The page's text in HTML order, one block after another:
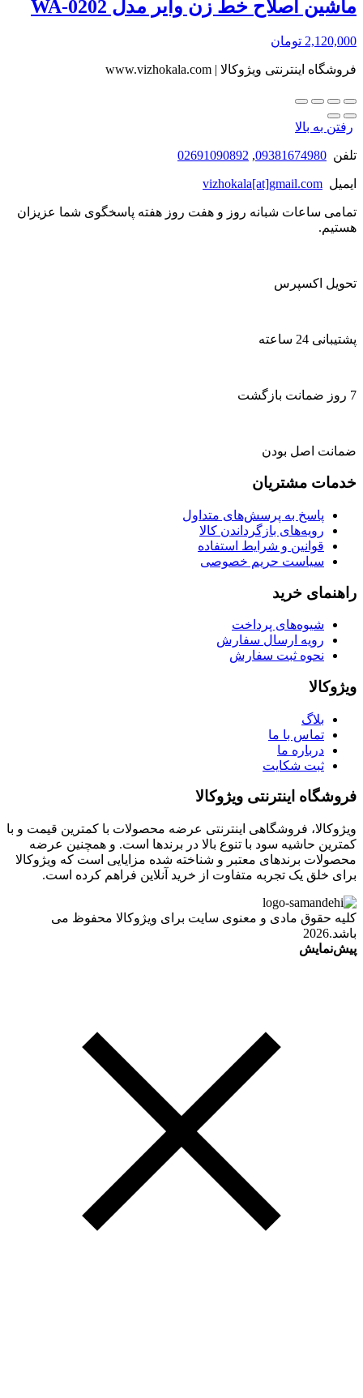
ماشین اصلاح خط زن وایر مدل WA-0202
2,120,000 تومان
فروشگاه اینترنتی ویژوکالا | www.vizhokala.com
رفتن به بالا
تلفن 09381674980
,
02691090892
ایمیل vizhokala[at]gmail.com
تمامی ساعات شبانه روز و هفت روز هفته پاسخگوی شما عزیزان
هستیم.
تحویل اکسپرس
پشتیبانی 24 ساعته
7 روز ضمانت بازگشت
ضمانت اصل بودن
خدمات مشتریان
پاسخ به پرسش‌های متداول
رویه‌های بازگرداندن کالا
قوانین و شرایط استفاده
سیاست حریم خصوصی
راهنمای خرید
شیوه‌های پرداخت
رویه ارسال سفارش
نحوه ثبت سفارش
ویژوکالا
بلاگ
تماس با ما
درباره ما
ثبت شکایت
فروشگاه اینترنتی ویژوکالا
ویژوکالا، فروشگاهی اینترنتی عرضه محصولات با کمترین قیمت و با
کمترین حاشیه سود با تنوع بالا در برندها است. و همچنین عرضه
محصولات برندهای معتبر و شناخته شده مزایایی است که ویژوکالا
برای خلق یک تجربه متفاوت از خرید آنلاین فراهم کرده است.
کلیه حقوق مادی و معنوی سایت برای ویژوکالا محفوظ می
باشد.2026
پیش‌نمایش